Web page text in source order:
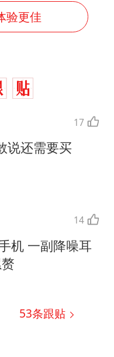
验更佳
17
说还需要买
14
机 一副降噪耳
53条跟贴